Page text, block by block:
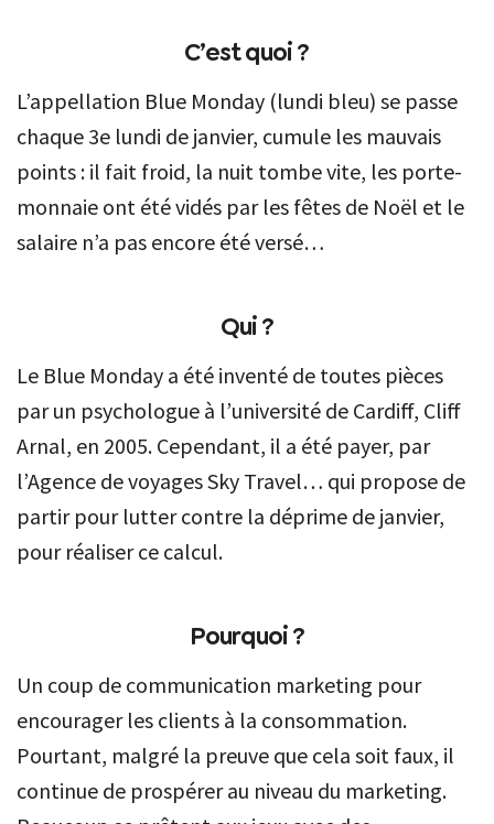
C’est quoi ?
L’appellation Blue Monday (lundi bleu) se passe
chaque 3e lundi de janvier, cumule les mauvais
points : il fait froid, la nuit tombe vite, les porte-
monnaie ont été vidés par les fêtes de Noël et le
salaire n’a pas encore été versé…
Qui ?
Le Blue Monday a été inventé de toutes pièces
par un psychologue à l’université de Cardiff, Cliff
Arnal, en 2005. Cependant, il a été payer, par
l’Agence de voyages Sky Travel… qui propose de
partir pour lutter contre la déprime de janvier,
pour réaliser ce calcul.
Pourquoi ?
Un coup de communication marketing pour
encourager les clients à la consommation.
Pourtant, malgré la preuve que cela soit faux, il
continue de prospérer au niveau du marketing.